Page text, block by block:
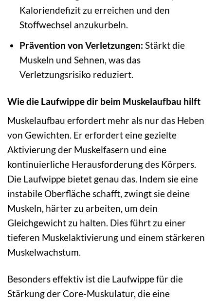
Kaloriendefizit zu erreichen und den
Stoffwechsel anzukurbeln.
Prävention von Verletzungen: Stärkt die
Muskeln und Sehnen, was das
Verletzungsrisiko reduziert.
Wie die Laufwippe dir beim Muskelaufbau hilft
Muskelaufbau erfordert mehr als nur das Heben
von Gewichten. Er erfordert eine gezielte
Aktivierung der Muskelfasern und eine
kontinuierliche Herausforderung des Körpers.
Die Laufwippe bietet genau das. Indem sie eine
instabile Oberfläche schafft, zwingt sie deine
Muskeln, härter zu arbeiten, um dein
Gleichgewicht zu halten. Dies führt zu einer
tieferen Muskelaktivierung und einem stärkeren
Muskelwachstum.
Besonders effektiv ist die Laufwippe für die
Stärkung der Core-Muskulatur, die eine